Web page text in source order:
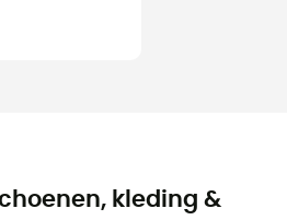
kleding &